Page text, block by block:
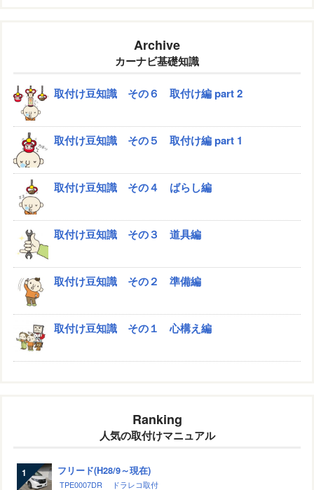
Archive
カーナビ基礎知識
取付け豆知識 その６ 取付け編 part 2
取付け豆知識 その５ 取付け編 part 1
取付け豆知識 その４ ばらし編
取付け豆知識 その３ 道具編
取付け豆知識 その２ 準備編
取付け豆知識 その１ 心構え編
Ranking
人気の取付けマニュアル
フリード(H28/9～現在)
TPE0007DR ドラレコ取付